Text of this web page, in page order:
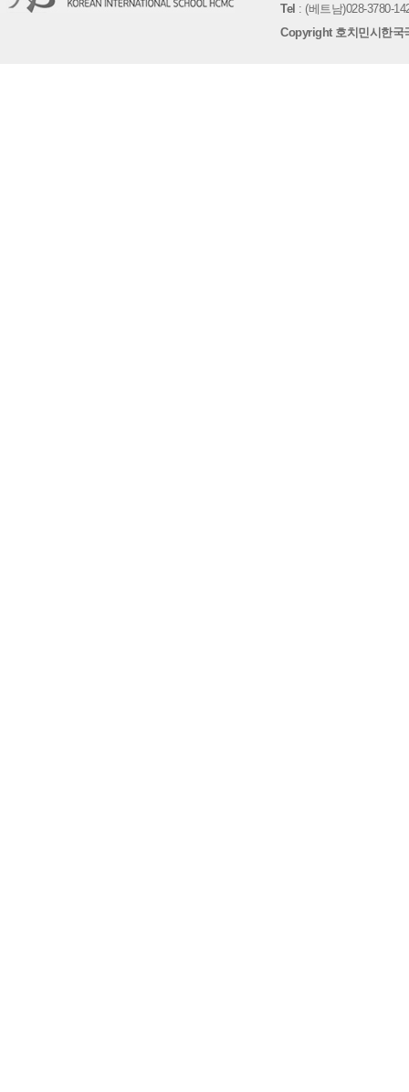
Tel : (베트남)028-3780-
Copyright 호치민시한국